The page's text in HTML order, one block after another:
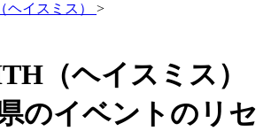
ヘイスミス）
>
（ヘイスミス）
のイベントのリセ